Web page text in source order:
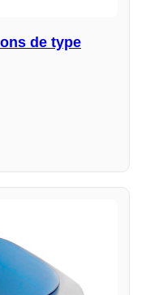
de type